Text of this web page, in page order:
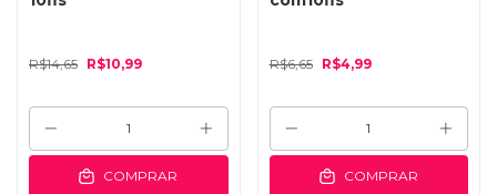
R$14,65 R$10,99
COMPRAR
R$6,65 R$4,99
COMPRAR